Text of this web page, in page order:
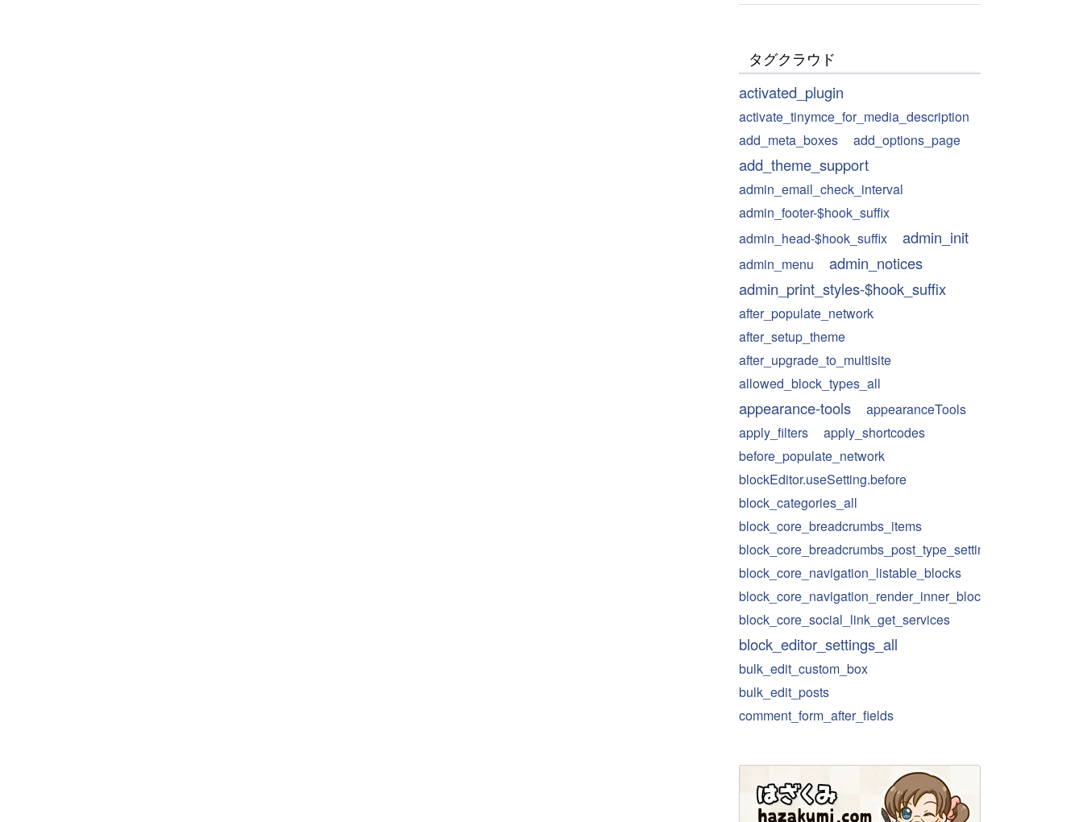
タグクラウド
activated_plugin
activate_tinymce_for_media_description
add_meta_boxes
add_options_page
add_theme_support
admin_email_check_interval
admin_footer-$hook_suffix
admin_head-$hook_suffix
admin_init
admin_menu
admin_notices
admin_print_styles-$hook_suffix
after_populate_network
after_setup_theme
after_upgrade_to_multisite
allowed_block_types_all
appearance-tools
appearanceTools
apply_filters
apply_shortcodes
before_populate_network
blockEditor.useSetting.before
block_categories_all
block_core_breadcrumbs_items
block_core_breadcrumbs_post_type_settings
block_core_navigation_listable_blocks
block_core_navigation_render_inner_blocks
block_core_social_link_get_services
block_editor_settings_all
bulk_edit_custom_box
bulk_edit_posts
comment_form_after_fields
customize_register
date_i18n
default-font-sizes
default-spacing-sizes